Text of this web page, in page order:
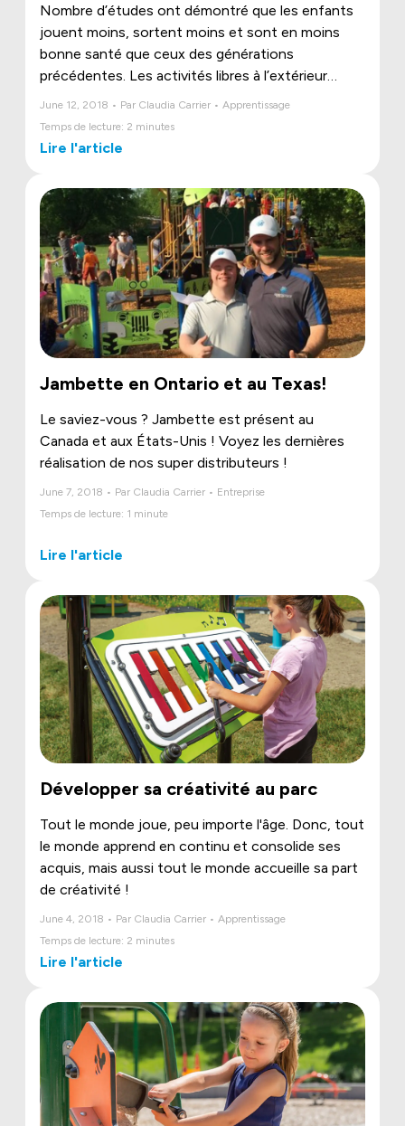
Nombre d’études ont démontré que les enfants
jouent moins, sortent moins et sont en moins
bonne santé que ceux des générations
précédentes. Les activités libres à l’extérieur
l’ordinateur, à la tablette et aux téléphones
parc, permet aux enfants non seulement de
bouger, mais aussi d’acquérir de saines habitudes
dont ils profiteront toute leur vie.
June 12, 2018 • Par Claudia Carrier • Apprentissage
Temps de lecture: 2 minutes
Lire l'article
Jambette en Ontario et au Texas!
Le saviez-vous ? Jambette est présent au
Canada et aux États-Unis ! Voyez les dernières
réalisation de nos super distributeurs !
June 7, 2018 • Par Claudia Carrier • Entreprise
Temps de lecture: 1 minute
Lire l'article
Développer sa créativité au parc
Tout le monde joue, peu importe l'âge. Donc, tout
le monde apprend en continu et consolide ses
acquis, mais aussi tout le monde accueille sa part
de créativité !
June 4, 2018 • Par Claudia Carrier • Apprentissage
Temps de lecture: 2 minutes
Lire l'article